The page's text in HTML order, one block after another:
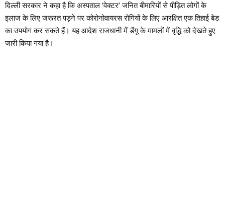
दिल्ली सरकार ने कहा है कि अस्पताल ‘वेक्टर’ जनित बीमारियों से पीड़ित लोगों के
इलाज के लिए जरूरत पड़ने पर कोरोनोवायरस रोगियों के लिए आरक्षित एक तिहाई बेड
का उपयोग कर सकते हैं। यह आदेश राजधानी में डेंगू के मामलों में वृद्धि को देखते हुए
जारी किया गया है।